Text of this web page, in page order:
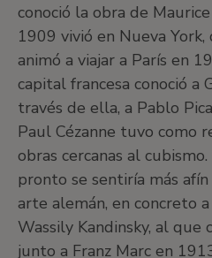
conoció la obra de
1909 vivió en Nueva
animó a viajar a París en
capital francesa conoció a
través de ella, a Pablo
Paul Cézanne tuvo como
obras cercanas al
pronto se sentiría más
arte alemán, en concreto
Wassily Kandinsky, al que
junto a Franz Marc en